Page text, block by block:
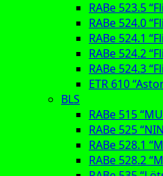
RABe 523.5
RABe 524.0
RABe 524.1
RABe 524.2
RABe 524.3
ETR 610
BLS
RABe 515
RABe 525
RABe 528.1
RABe 528.2